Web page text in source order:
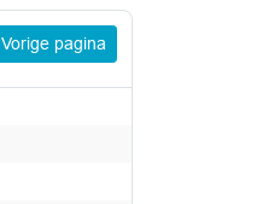
Vorige pagina